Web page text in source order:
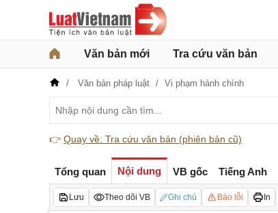
Văn bản mới Tra cứu văn bản
Văn bản pháp luật Vi phạm hành chính
👉 Quay về: Tra cứu văn bản (phiên bản cũ)
Tổng quan Nội dung VB gốc Tiếng Anh
Lưu Theo dõi VB Ghi chú Báo lỗi In